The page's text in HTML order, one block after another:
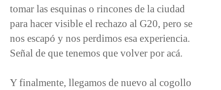
tomar las esquinas o rincones de la ciudad
para hacer visible el rechazo al G20, pero se
nos escapó y nos perdimos esa experiencia.
Señal de que tenemos que volver por acá.
Y finalmente, llegamos de nuevo al cogollo